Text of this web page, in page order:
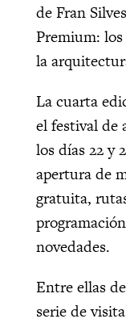
de Fran
Premium:
la
La cuarta
el festival de
los días 22 y
apertura de
gratuita,
novedades.
Entre ellas
serie de